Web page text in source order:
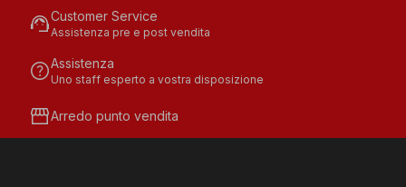
support_agentCustomer Service
Assistenza pre e post vendita
helpAssistenza
Uno staff esperto a vostra disposizione
storefrontArredo punto vendita